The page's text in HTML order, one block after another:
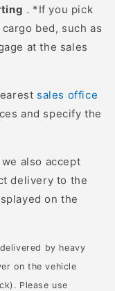
. *If you pick
bed, such as
at the sales
sales office
and specify the
also accept
delivery to the
on the
by heavy
on the vehicle
Please use